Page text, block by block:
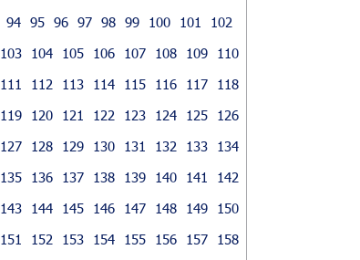
94 95 96 97 98 99 100 101
102
103
104 105 106 107 108 109
110
111
112 113 114 115 116 117
118
119
120 121 122 123 124 125
126
127
128 129 130 131 132 133
134
135
136 137 138 139 140 141
142
143
144 145 146 147 148 149
150
151
152 153 154 155 156 157
158